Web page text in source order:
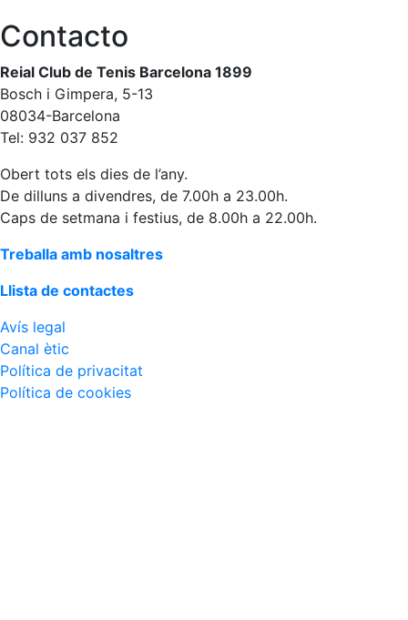
Contacto
Reial Club de Tenis Barcelona 1899
Bosch i Gimpera, 5-13
08034-Barcelona
Tel: 932 037 852
Obert tots els dies de l’any.
De dilluns a divendres, de 7.00h a 23.00h.
Caps de setmana i festius, de 8.00h a 22.00h.
Treballa amb nosaltres
Llista de contactes
Avís legal
Canal ètic
Política de privacitat
Política de cookies